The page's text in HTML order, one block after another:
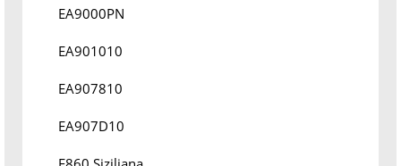
EA9000PN
EA901010
EA907810
EA907D10